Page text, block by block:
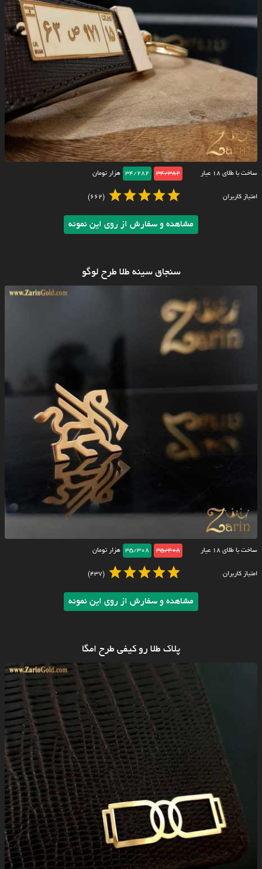
ساخت با طلای ۱۸ عیار 34/382
34/282 هزار تومان
امتیاز کاربران (662)
مشاهده و سفارش از روی این نمونه
سنجاق سینه طلا طرح لوگو
ساخت با طلای ۱۸ عیار 35/408
35/308 هزار تومان
امتیاز کاربران (437)
مشاهده و سفارش از روی این نمونه
پلاک طلا رو کیفی طرح امگا